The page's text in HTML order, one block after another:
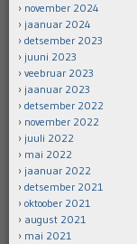
november 2024
jaanuar 2024
detsember 2023
juuni 2023
veebruar 2023
jaanuar 2023
detsember 2022
november 2022
juuli 2022
mai 2022
jaanuar 2022
detsember 2021
oktoober 2021
august 2021
mai 2021